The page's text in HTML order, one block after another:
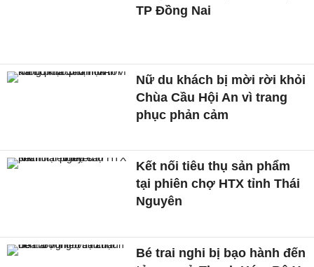
TP Đồng Nai
Nữ du khách bị mời rời khỏi
Chùa Cầu Hội An vì trang
phục phản cảm
Kết nối tiêu thụ sản phẩm
tại phiên chợ HTX tỉnh Thái
Nguyên
Bé trai nghi bị bạo hành đến